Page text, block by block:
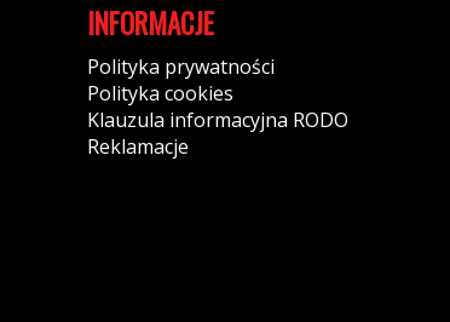
INFORMACJE
Polityka prywatności
Polityka cookies
Klauzula informacyjna RODO
Reklamacje